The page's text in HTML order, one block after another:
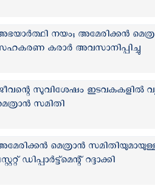
നയം; അമേരിക്കന്‍
കരാര്‍ അവസാനിപ്പിച്ചു
സുവിശേഷം ഇടവകകളില്‍
സമിതി
മെത്രാന്‍
ഡിപ്പാർട്ട്മെന്റ് റദ്ദാക്കി